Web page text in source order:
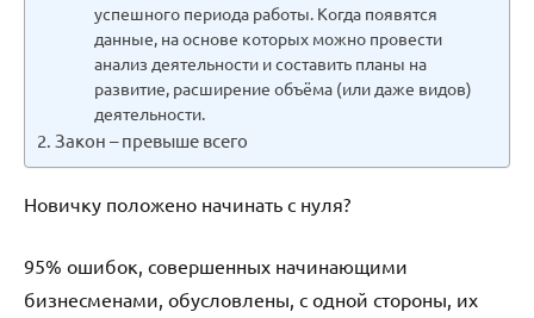
успешного периода работы. Когда появятся
данные, на основе которых можно провести
анализ деятельности и составить планы на
развитие, расширение объёма (или даже видов)
деятельности.
Закон – превыше всего
Новичку положено начинать с нуля?
95% ошибок, совершенных начинающими
бизнесменами, обусловлены, с одной стороны, их